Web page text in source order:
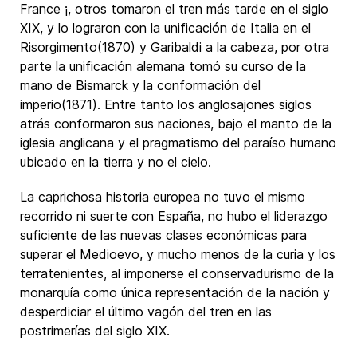
France ¡, otros tomaron el tren más tarde en el siglo
XIX, y lo lograron con la unificación de Italia en el
Risorgimento(1870) y Garibaldi a la cabeza, por otra
parte la unificación alemana tomó su curso de la
mano de Bismarck y la conformación del
imperio(1871). Entre tanto los anglosajones siglos
atrás conformaron sus naciones, bajo el manto de la
iglesia anglicana y el pragmatismo del paraíso humano
ubicado en la tierra y no el cielo.
La caprichosa historia europea no tuvo el mismo
recorrido ni suerte con España, no hubo el liderazgo
suficiente de las nuevas clases económicas para
superar el Medioevo, y mucho menos de la curia y los
terratenientes, al imponerse el conservadurismo de la
monarquía como única representación de la nación y
desperdiciar el último vagón del tren en las
postrimerías del siglo XIX.